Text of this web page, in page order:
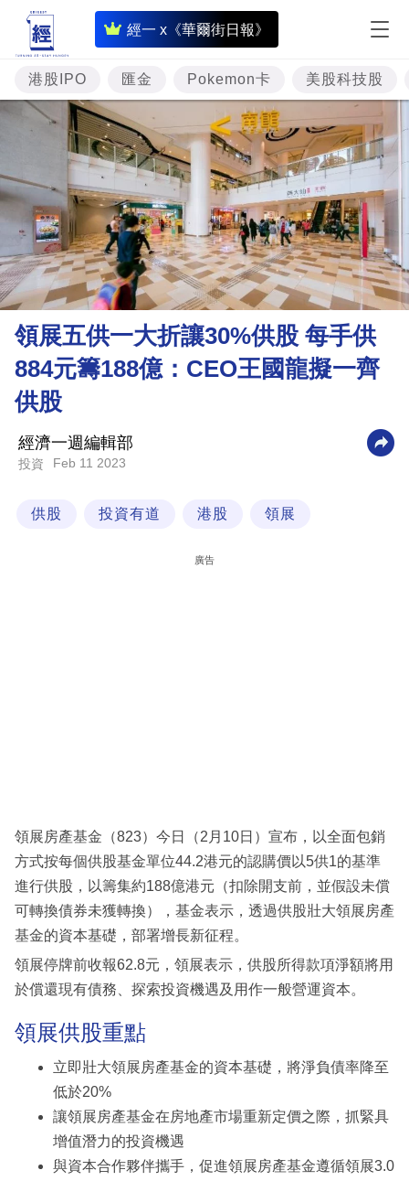
經一 x《華爾街日報》
即
時
財
經
專
題
投
資
樓
市
理
財
商
科
技
場
港股IPO 匯金 Pokemon卡 美股科技股
領展五供一大折讓30%供股 每手供
884元籌188億：CEO王國龍擬一齊
供股
經濟一週編輯部
投資 Feb 11 2023
供股 投資有道 港股 領展
廣告
領展房產基金（823）今日（2月10日）宣布，以全面包銷
方式按每個供股基金單位44.2港元的認購價以5供1的基準
進行供股，以籌集約188億港元（扣除開支前，並假設未償
可轉換債券未獲轉換），基金表示，透過供股壯大領展房產
基金的資本基礎，部署增長新征程。
領展停牌前收報62.8元，領展表示，供股所得款項淨額將用
於償還現有債務、探索投資機遇及用作一般營運資本。
領展供股重點
立即壯大領展房產基金的資本基礎，將淨負債率降至
低於20%
讓領展房產基金在房地產市場重新定價之際，抓緊具
增值潛力的投資機遇
與資本合作夥伴攜手，促進領展房產基金遵循領展3.0